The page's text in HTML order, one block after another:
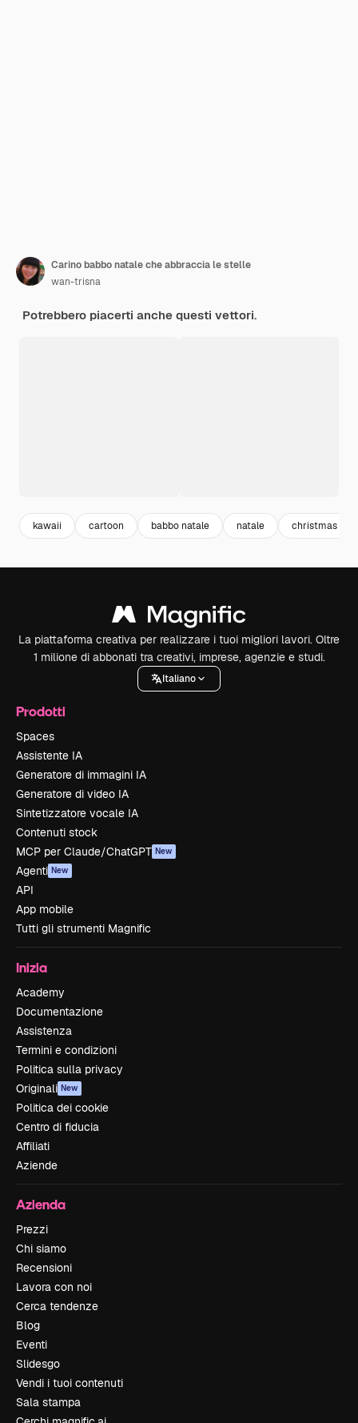
Carino babbo natale che abbraccia le stelle
wan-trisna
Potrebbero piacerti anche questi vettori.
kawaii cartoon babbo natale natale christmas
La piattaforma creativa per realizzare i tuoi migliori lavori. Oltre
1 milione di abbonati tra creativi, imprese, agenzie e studi.
Italiano
Prodotti
Spaces
Assistente IA
Generatore di immagini IA
Generatore di video IA
Sintetizzatore vocale IA
Contenuti stock
MCP per Claude/ChatGPT New
Agenti New
API
App mobile
Tutti gli strumenti Magnific
Inizia
Academy
Documentazione
Assistenza
Termini e condizioni
Politica sulla privacy
Originali New
Politica dei cookie
Centro di fiducia
Affiliati
Aziende
Azienda
Prezzi
Chi siamo
Recensioni
Lavora con noi
Cerca tendenze
Blog
Eventi
Slidesgo
Vendi i tuoi contenuti
Sala stampa